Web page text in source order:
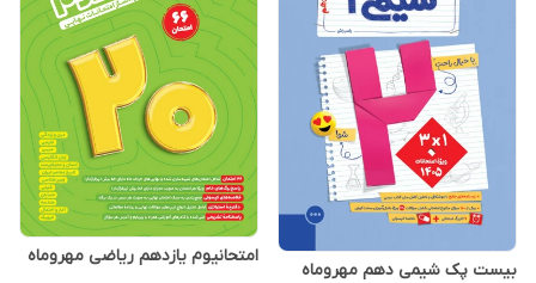
بیست پک شیمی دهم مهروماه
امتحانیوم یازدهم ریاضی مهروماه